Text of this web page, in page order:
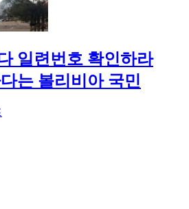
일련번호 확인하라
는 볼리비아 국민